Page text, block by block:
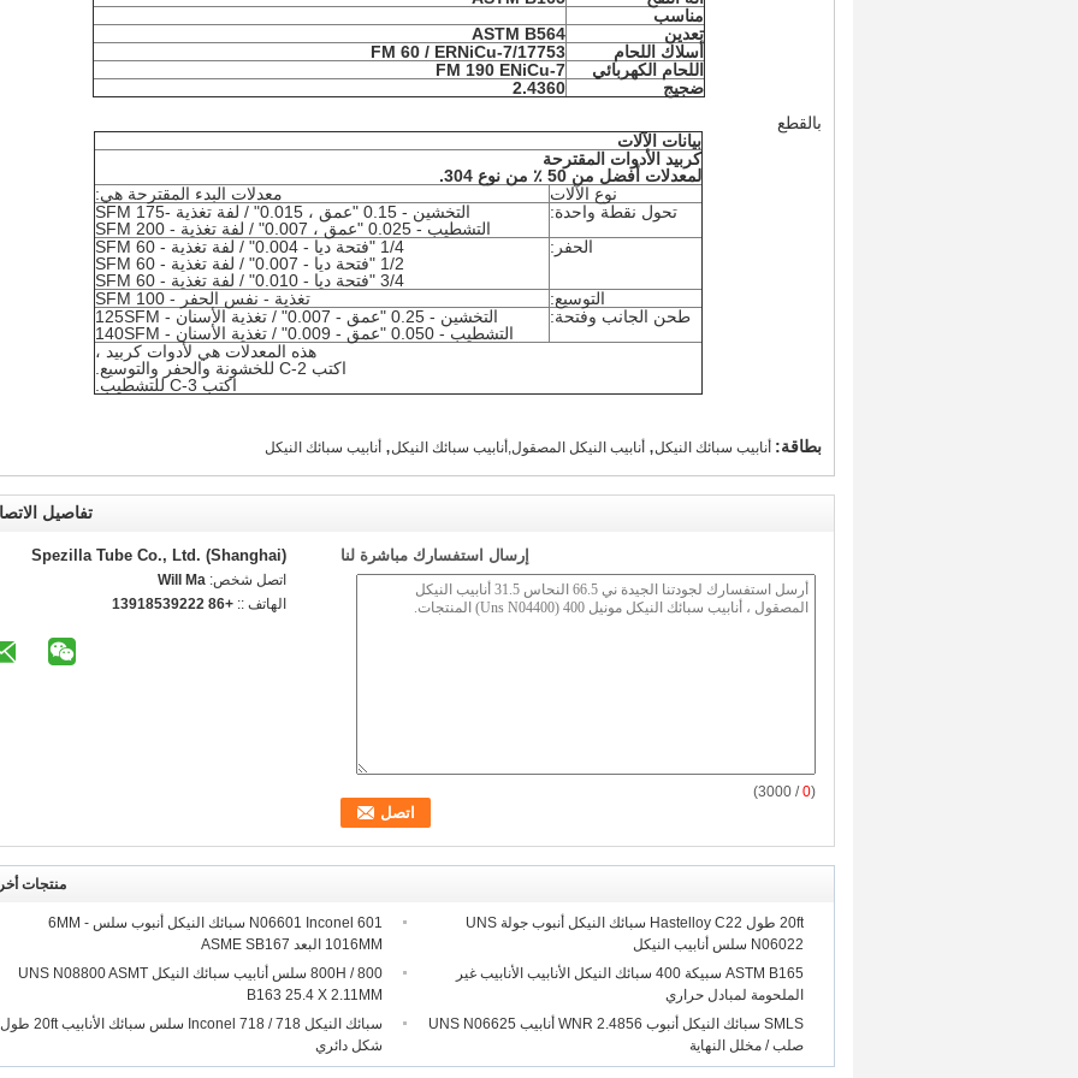
مناسب
تعدين
ASTM B564
أسلاك اللحام
FM 60 / ERNiCu-7/17753
اللحام الكهربائي
FM 190 ENiCu-7
ضجيج
2.4360
بالقطع
بيانات الآلات
كربيد الأدوات المقترحة
لمعدلات أفضل من 50 ٪ من نوع 304.
نوع الآلات
معدلات البدء المقترحة هي:
تحول نقطة واحدة:
التخشين - 0.15 "عمق ، 0.015" / لفة تغذية -175 SFM
التشطيب - 0.025 "عمق ، 0.007" / لفة تغذية - 200 SFM
الحفر:
1/4 "فتحة ديا - 0.004" / لفة تغذية - 60 SFM
1/2 "فتحة ديا - 0.007" / لفة تغذية - 60 SFM
3/4 "فتحة ديا - 0.010" / لفة تغذية - 60 SFM
التوسيع:
تغذية - نفس الحفر - 100 SFM
طحن الجانب وفتحة:
التخشين - 0.25 "عمق - 0.007" / تغذية الأسنان - 125SFM
التشطيب - 0.050 "عمق - 0.009" / تغذية الأسنان - 140SFM
هذه المعدلات هي لأدوات كربيد ،
اكتب C-2 للخشونة والحفر والتوسيع.
اكتب C-3 للتشطيب.
بطاقة: أنابيب سبائك النيكل, أنابيب النيكل المصقول,أنابيب سبائك النيكل, أنابيب سبائك النيكل
تفاصيل
Spezilla Tube Co., Ltd. (Shanghai)
اتصل شخص: Will Ma
الهاتف :: +86 13918539222
إرسال استفسارك مباشرة لنا
(
0
/ 3000)
منتجات
N06601 Inconel 601 سبائك النيكل أنبوب سلس 6MM -
1016MM البعد ASME SB167
20ft طول Hastelloy C22 سبائك النيكل أنبوب جولة UNS
N06022 سلس أنابيب النيكل
800 / 800H سلس أنابيب سبائك النيكل UNS N08800 ASMT
B163 25.4 X 2.11MM
ASTM B165 سبيكة 400 سبائك النيكل الأنابيب الأنابيب غير
الملحومة لمبادل حراري
سبائك النيكل 718 / Inconel 718 سلس سبائك الأنابيب 20ft طول
شكل دائري
SMLS سبائك النيكل أنبوب WNR 2.4856 أنابيب UNS N06625
صلب / مخلل النهاية